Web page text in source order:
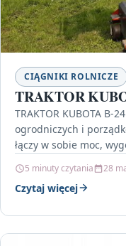
CIĄGNIKI ROLNICZE
TRAKTOR
TRAKTOR KUBOTA B-
ogrodniczych i
łączy w sobie moc,
5 minuty czytania 28
Czytaj więcej